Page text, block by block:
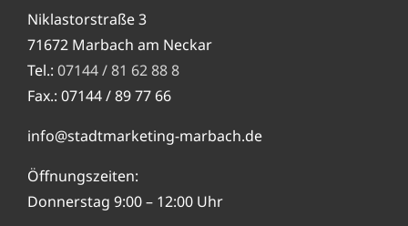
Niklastorstraße 3
71672 Marbach am Neckar
Tel.: 07144 / 81 62 88 8
Fax.: 07144 / 89 77 66
info@stadtmarketing-marbach.de
Öffnungszeiten:
Donnerstag 9:00 – 12:00 Uhr